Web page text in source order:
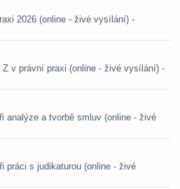
2026 (online - živé vysílání) -
Z v právní praxi (online - živé vysílání) -
analýze a tvorbě smluv (online - živé
práci s judikaturou (online - živé